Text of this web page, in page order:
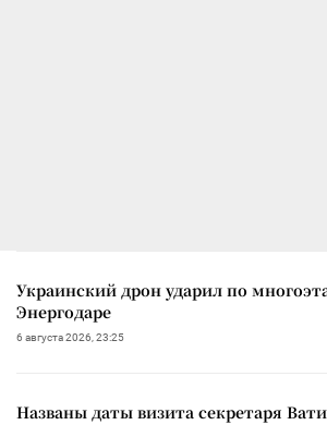
Украинский дрон ударил по
Энергодаре
6 августа 2026, 23:25
Названы даты визита секретаря